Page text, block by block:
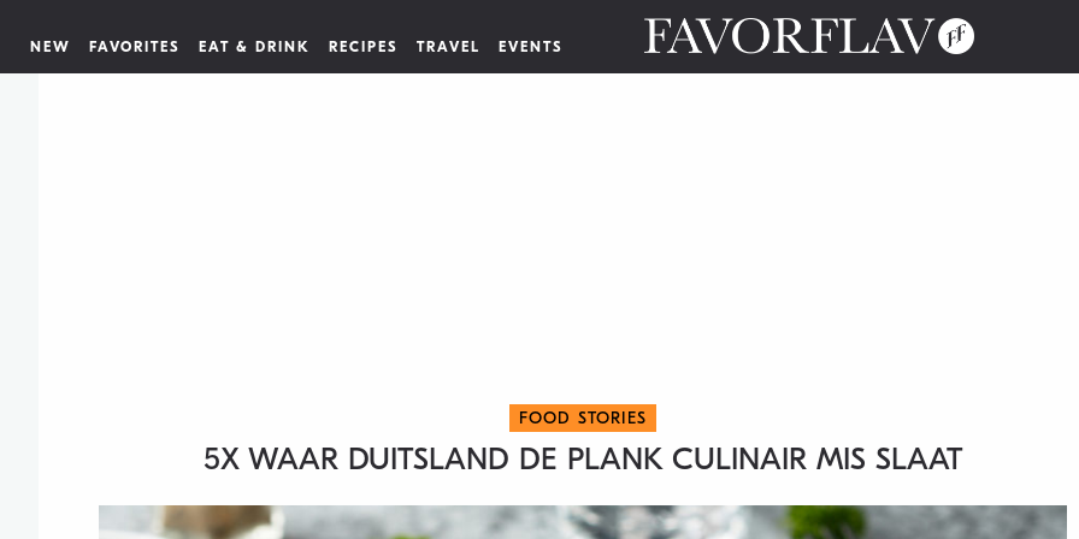
NEW FAVORITES EAT & DRINK RECIPES TRAVEL EVENTS
FOOD STORIES
5X WAAR DUITSLAND DE PLANK CULINAIR MIS SLAAT